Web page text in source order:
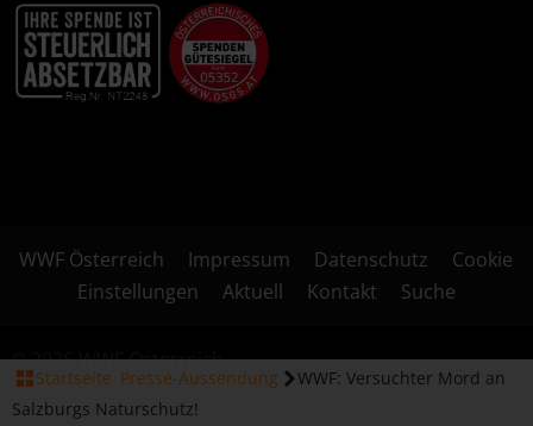
WWF Österreich Impressum Datenschutz
Cookie
Einstellungen
Aktuell Kontakt Suche
© 2026 WWF Österreich
Startseite Presse-Aussendung
WWF: Versuchter Mord an
Salzburgs Naturschutz!